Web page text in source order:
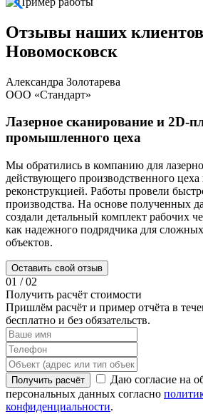
Отзывы наших клиентов
Новомосковск
Александра Золотарева
ООО «Стандарт»
Лазерное сканирование и 2D-
промышленного цеха
Мы обратились в компанию для
действующего производственного цеха
реконструкцией. Работы провели
производства. На основе полученных
создали детальный комплект рабочих
как надежного подрядчика для
объектов.
Оставить свой отзыв
01 / 02
Получить расчёт стоимости
Пришлём расчёт и пример отчёта в
бесплатно и без обязательств.
Получить расчёт
Даю согласие на
персональных данных согласно
конфиденциальности.